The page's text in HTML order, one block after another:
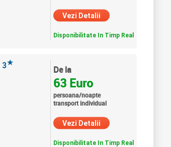
Vezi Detalii
Disponibilitate In Timp Real
De la
63 Euro
persoana/noapte
transport individual
Vezi Detalii
Disponibilitate In Timp Real
3★